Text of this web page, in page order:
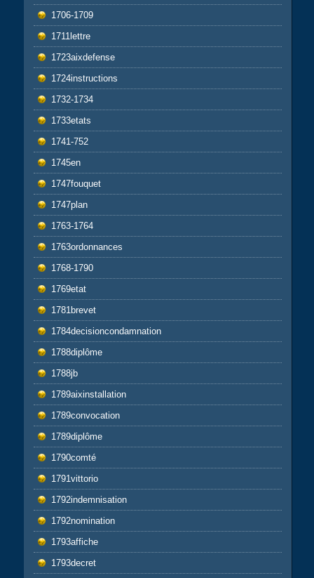
1706-1709
1711lettre
1723aixdefense
1724instructions
1732-1734
1733etats
1741-752
1745en
1747fouquet
1747plan
1763-1764
1763ordonnances
1768-1790
1769etat
1781brevet
1784decisioncondamnation
1788diplôme
1788jb
1789aixinstallation
1789convocation
1789diplôme
1790comté
1791vittorio
1792indemnisation
1792nomination
1793affiche
1793decret